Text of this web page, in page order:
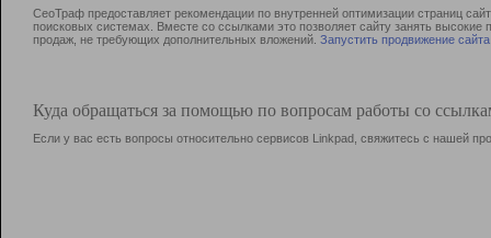
СеоТраф предоставляет рекомендации по внутренней оптимизации страниц
поисковых системах. Вместе со ссылками это позволяет сайту занять
продаж, не требующих дополнительных вложений. Запустить продвижение сайта
Куда обращаться за помощью по вопросам работы со
Если у вас есть вопросы относительно сервисов Linkpad, свяжитесь с нашей